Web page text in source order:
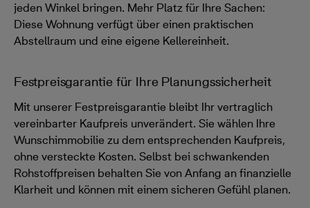
jeden Winkel bringen. Mehr Platz für Ihre Sachen:
Diese Wohnung verfügt über einen praktischen
Abstellraum und eine eigene Kellereinheit.
Festpreisgarantie für Ihre Planungssicherheit
Mit unserer Festpreisgarantie bleibt Ihr vertraglich
vereinbarter Kaufpreis unverändert. Sie wählen Ihre
Wunschimmobilie zu dem entsprechenden Kaufpreis,
ohne versteckte Kosten. Selbst bei schwankenden
Rohstoffpreisen behalten Sie von Anfang an finanzielle
Klarheit und können mit einem sicheren Gefühl planen.